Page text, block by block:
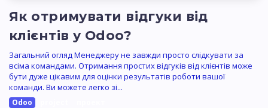
Як отримувати відгуки від
клієнтів у Odoo?
Загальний огляд Менеджеру не завжди просто слідкувати за
всіма командами. Отримання простих відгуків від клієнтів може
бути дуже цікавим для оцінки результатів роботи вашої
команди. Ви можете легко зі...
Odoo